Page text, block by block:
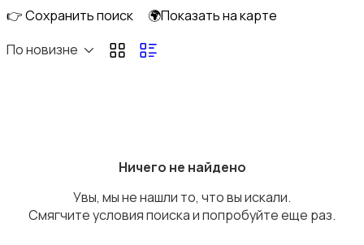
С/х животные
👉 Сохранить поиск
🌍Показать на карте
По новизне
Ничего не найдено
Увы, мы не нашли то, что вы искали.
Смягчите условия поиска и попробуйте еще раз.